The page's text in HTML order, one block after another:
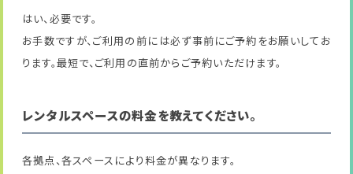
はい、必要です。
お手数ですが、ご利用の前には必ず事前にご予約をお願いしてお
ります。最短で、ご利用の直前からご予約いただけます。
レンタルスペースの料金を教えてください。
各拠点、各スペースにより料金が異なります。